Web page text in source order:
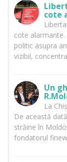
cote
cote
politic asupra
vizibil,
Un
La
De această
străine în
fondatorul